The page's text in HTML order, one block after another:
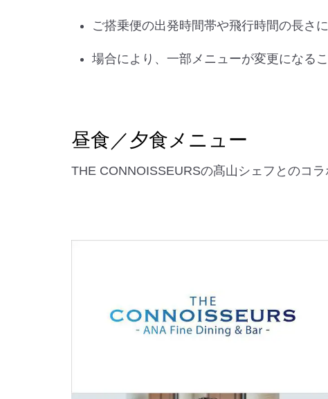
ご搭乗便の出発時間帯や飛行時間の長さ
場合により、一部メニューが変更になる
昼食／夕食メニュー
THE CONNOISSEURSの髙山シェフとのコラ